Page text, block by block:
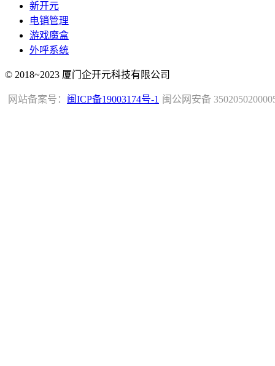
新开元
电销管理
游戏魔盒
外呼系统
© 2018~2023 厦门企开元科技有限公司
闽公网安备
网站备案号： 闽ICP备19003174号-1